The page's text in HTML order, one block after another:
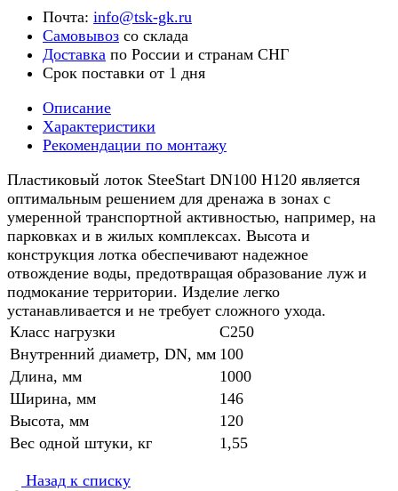
Почта: info@tsk-gk.ru
Самовывоз со склада
Доставка по России и странам СНГ
Срок поставки от 1 дня
Описание
Характеристики
Рекомендации по монтажу
Пластиковый лоток SteeStart DN100 H120 является
оптимальным решением для дренажа в зонах с
умеренной транспортной активностью, например, на
парковках и в жилых комплексах. Высота и
конструкция лотка обеспечивают надежное
отвождение воды, предотвращая образование луж и
подмокание территории. Изделие легко
устанавливается и не требует сложного ухода.
Класс нагрузки
C250
Внутренний диаметр, DN, мм 100
Длина, мм
1000
Ширина, мм
146
Высота, мм
120
Вес одной штуки, кг
1,55
Назад к списку